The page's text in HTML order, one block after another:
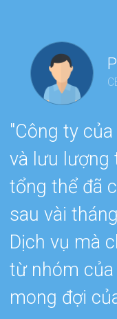
"Công ty
và lưu lượng
tổng thể đã
sau vài
Dịch vụ mà
từ nhóm
mong đợi